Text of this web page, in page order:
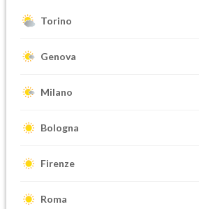
Torino
Genova
Milano
Bologna
Firenze
Roma